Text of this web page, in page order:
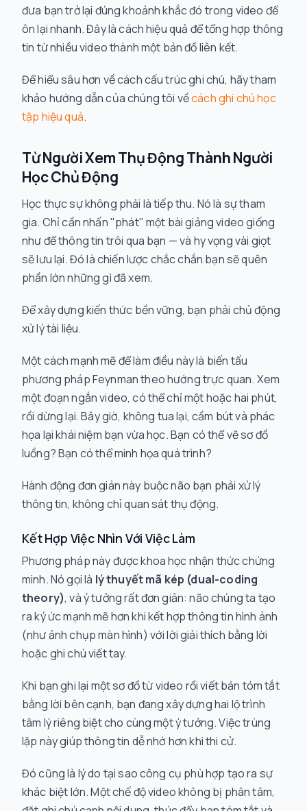
đưa bạn trở lại đúng khoảnh khắc đó trong video để
ôn lại nhanh. Đây là cách hiệu quả để tổng hợp thông
tin từ nhiều video thành một bản đồ liên kết.
Để hiểu sâu hơn về cách cấu trúc ghi chú, hãy tham
khảo hướng dẫn của chúng tôi vềcách ghi chú học
tập hiệu quả.
Từ Người Xem Thụ Động Thành Người
Học Chủ Động
Học thực sự không phải là tiếp thu. Nó là sự tham
gia. Chỉ cần nhấn "phát" một bài giảng video giống
như để thông tin trôi qua bạn — và hy vọng vài giọt
sẽ lưu lại. Đó là chiến lược chắc chắn bạn sẽ quên
phần lớn những gì đã xem.
Để xây dựng kiến thức bền vững, bạn phải chủ động
xử lý tài liệu.
Một cách mạnh mẽ để làm điều này là biến tấu
phương pháp Feynman theo hướng trực quan. Xem
một đoạn ngắn video, có thể chỉ một hoặc hai phút,
rồi dừng lại. Bây giờ, không tua lại, cầm bút và phác
họa lại khái niệm bạn vừa học. Bạn có thể vẽ sơ đồ
luồng? Bạn có thể minh họa quá trình?
Hành động đơn giản này buộc não bạn phải xử lý
thông tin, không chỉ quan sát thụ động.
Kết Hợp Việc Nhìn Với Việc Làm
Phương pháp này được khoa học nhận thức chứng
minh. Nó gọi là lý thuyết mã kép (dual-coding
theory), và ý tưởng rất đơn giản: não chúng ta tạo
ra ký ức mạnh mẽ hơn khi kết hợp thông tin hình ảnh
(như ảnh chụp màn hình) với lời giải thích bằng lời
hoặc ghi chú viết tay.
Khi bạn ghi lại một sơ đồ từ video rồi viết bản tóm tắt
bằng lời bên cạnh, bạn đang xây dựng hai lộ trình
tâm lý riêng biệt cho cùng một ý tưởng. Việc trùng
lặp này giúp thông tin dễ nhớ hơn khi thi cử.
Đó cũng là lý do tại sao công cụ phù hợp tạo ra sự
khác biệt lớn. Một chế độ video không bị phân tâm,